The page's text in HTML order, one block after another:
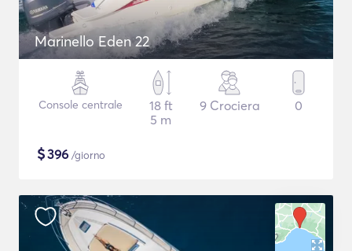
Marinello Eden 22
Console centrale
18 ft
5 m
9 Crociera 0
$396 /giorno